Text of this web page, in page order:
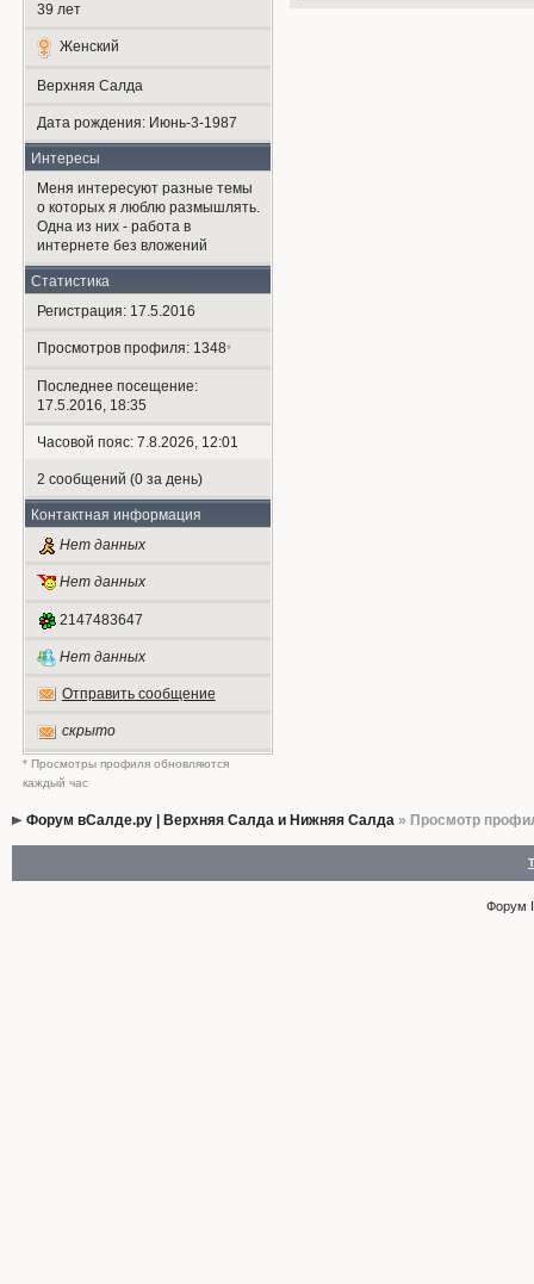
39 лет
Женский
Верхняя Салда
Дата рождения: Июнь-3-1987
Интересы
Меня интересуют разные темы
о которых я люблю размышлять.
Одна из них - работа в
интернете без вложений
Статистика
Регистрация: 17.5.2016
Просмотров профиля: 1348*
Последнее посещение:
17.5.2016, 18:35
Часовой пояс: 7.8.2026, 12:01
2 сообщений (0 за день)
Контактная информация
Нет данных
Нет данных
2147483647
Нет данных
Отправить сообщение
скрыто
* Просмотры профиля обновляются
каждый час
Форум вСалде.ру | Верхняя Салда и Нижняя Салда» Просмотр
Форум